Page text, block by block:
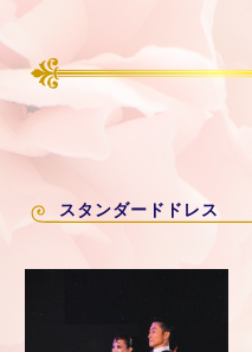
スタンダードドレス